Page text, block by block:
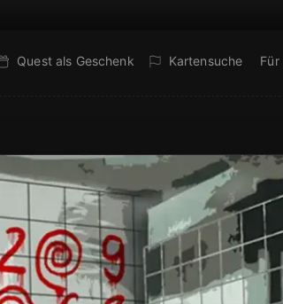
Quest als Geschenk Kartensuche Für